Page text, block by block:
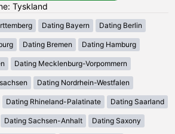
Tyskland
Dating Bayern Dating Berlin
Dating Bremen Dating Hamburg
Dating Mecklenburg-Vorpommern
Dating Nordrhein-Westfalen
Dating Rhineland-Palatinate Dating Saarland
Dating Sachsen-Anhalt Dating Saxony